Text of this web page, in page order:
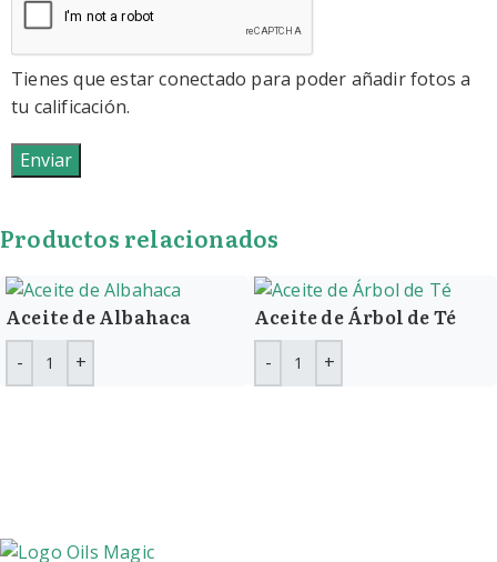
Tienes que estar conectado para poder añadir fotos a
tu calificación.
Productos relacionados
Aceite de Albahaca Aceite de Árbol de Té